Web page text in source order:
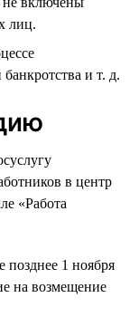
лиц.
и т. д.
в центр
«Работа
позднее 1 ноября
на возмещение